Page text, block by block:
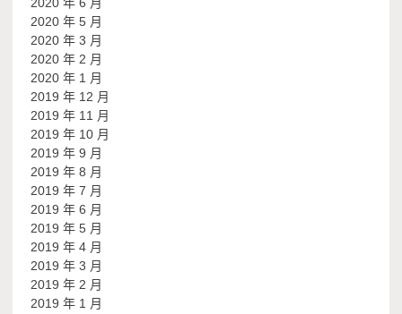
2020 年 5 月
2020 年 3 月
2020 年 2 月
2020 年 1 月
2019 年 12 月
2019 年 11 月
2019 年 10 月
2019 年 9 月
2019 年 8 月
2019 年 7 月
2019 年 6 月
2019 年 5 月
2019 年 4 月
2019 年 3 月
2019 年 2 月
2019 年 1 月